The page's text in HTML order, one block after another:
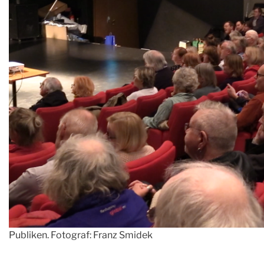
Publiken. Fotograf: Franz Smidek